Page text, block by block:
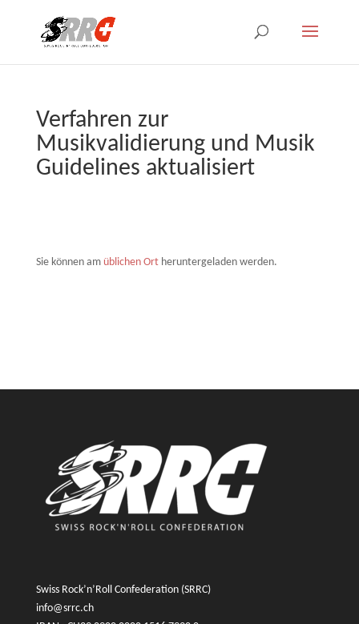
Verfahren zur
Musikvalidierung und Musik
Guidelines aktualisiert
Sie können am üblichen Ortheruntergeladen werden.
Swiss Rock’n’Roll Confederation (SRRC)
info@srrc.ch